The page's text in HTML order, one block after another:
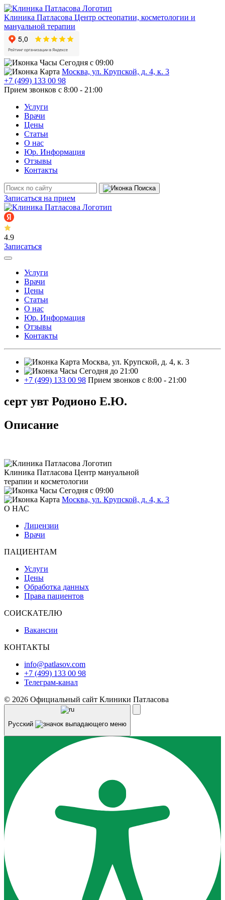
Клиника Патласова Центр остеопатии, косметологии и
мануальной терапии
Сегодня с 09:00
Москва, ул. Крупской, д. 4, к. 3
+7 (499) 133 00 98
Прием звонков с 8:00 - 21:00
Услуги
Врачи
Цены
Статьи
О нас
Юр. Информация
Отзывы
Контакты
Записаться на прием
4.9
Записаться
Услуги
Врачи
Цены
Статьи
О нас
Юр. Информация
Отзывы
Контакты
Москва, ул. Крупской, д. 4, к. 3
Сегодня до 21:00
+7 (499) 133 00 98 Прием звонков с 8:00 - 21:00
серт увт Родионо Е.Ю.
Описание
Клиника Патласова Центр мануальной
терапии и косметологии
Сегодня с 09:00
Москва, ул. Крупской, д. 4, к. 3
О НАС
Лицензии
Врачи
ПАЦИЕНТАМ
Услуги
Цены
Обработка данных
Права пациентов
СОИСКАТЕЛЮ
Вакансии
КОНТАКТЫ
info@patlasov.com
+7 (499) 133 00 98
Телеграм-канал
© 2026 Официальный сайт Клиники Патласова
Русский